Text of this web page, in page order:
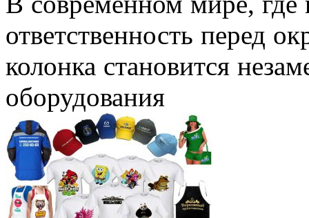
ответственность перед
колонка становится
оборудования